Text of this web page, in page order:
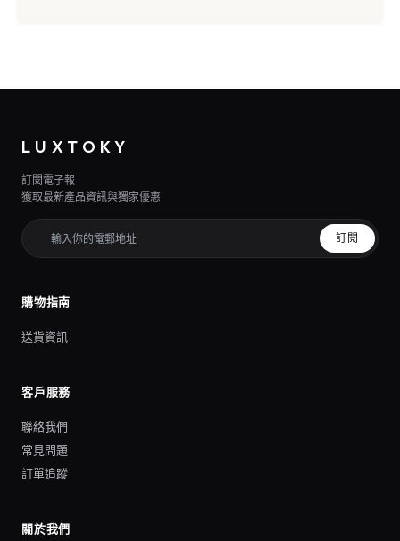
LUXTOKY
訂閱電子報
獲取最新產品資訊與獨家優惠
訂閱
購物指南
送貨資訊
客戶服務
聯絡我們
常見問題
訂單追蹤
關於我們